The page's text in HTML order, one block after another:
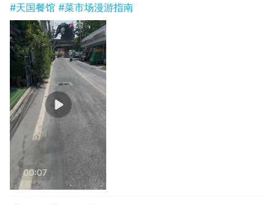
#天国餐馆 #菜市场漫游指南
00:07